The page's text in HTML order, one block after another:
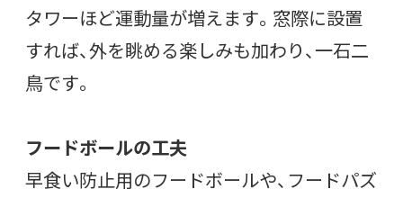
タワーほど運動量が増えます。窓際に設置
すれば、外を眺める楽しみも加わり、一石二
鳥です。
フードボールの工夫
早食い防止用のフードボールや、フードパズ